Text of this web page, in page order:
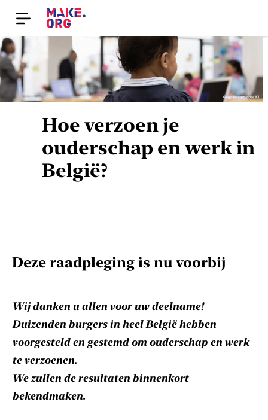
Hoe verzoen je
ouderschap en werk in
België?
Deze raadpleging is nu voorbij
Wij danken u allen voor uw deelname!
Duizenden burgers in heel België hebben
voorgesteld en gestemd om ouderschap en werk
te verzoenen.
We zullen de resultaten binnenkort
bekendmaken.